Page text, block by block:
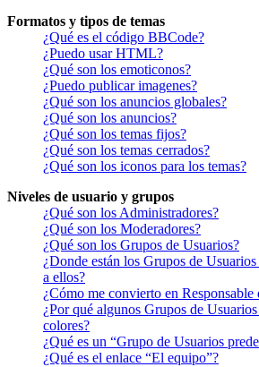
Formatos y tipos de temas
¿Qué es el código BBCode?
¿Puedo usar HTML?
¿Qué son los emoticonos?
¿Puedo publicar imagenes?
¿Qué son los anuncios globales?
¿Qué son los anuncios?
¿Qué son los temas fijos?
¿Qué son los temas cerrados?
¿Qué son los iconos para los temas?
Niveles de usuario y grupos
¿Qué son los Administradores?
¿Qué son los Moderadores?
¿Qué son los Grupos de Usuarios?
¿Donde están los Grupos de
a ellos?
¿Cómo me convierto en Responsable
¿Por qué algunos Grupos de
colores?
¿Qué es un “Grupo de Usuarios
¿Qué es el enlace “El equipo”?